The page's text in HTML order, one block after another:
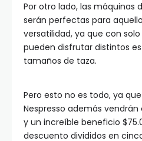
Por otro lado, las máquinas
serán perfectas para
versatilidad, ya que con
pueden disfrutar distintos
tamaños de taza.
Pero esto no es todo, ya
Nespresso además
y un increíble beneficio
descuento divididos en